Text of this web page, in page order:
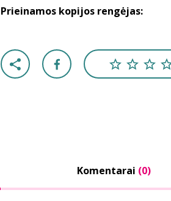
Prieinamos kopijos rengėjas:
Komentarai (0)